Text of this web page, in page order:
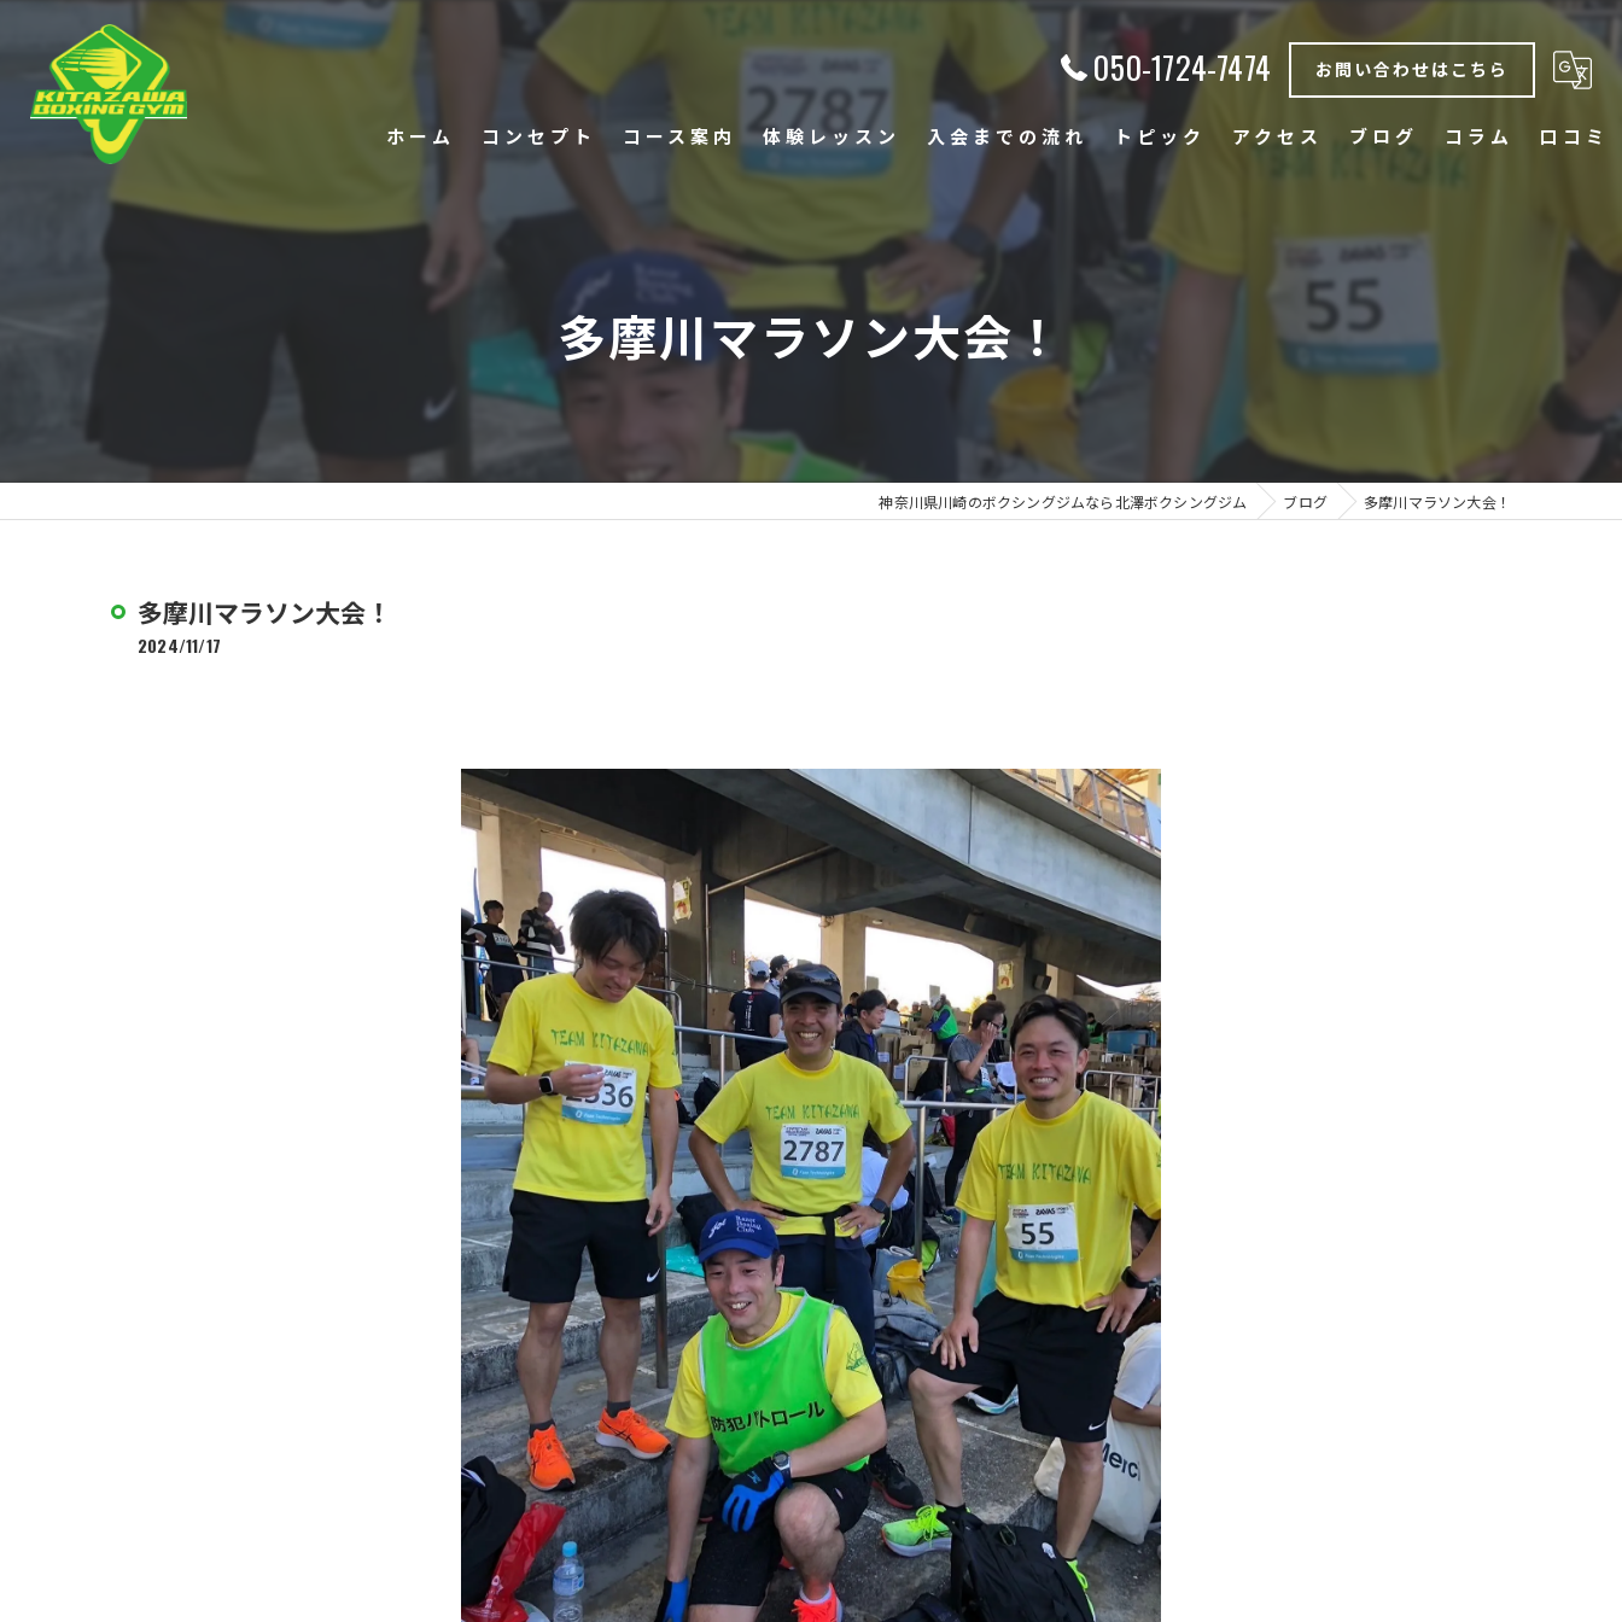
050-1724-7474 お問い合わせはこちら
ホーム コンセプト コース案内 体験レッスン 入会までの流れ トピック
エクササイズ
トレーニング
アクセス ブログ コラム 口コミ
多摩川マラソン大会！
神奈川県川崎のボクシングジムなら北澤ボクシングジム ブログ 多摩川マラソン大会！
多摩川マラソン大会！
2024/11/17